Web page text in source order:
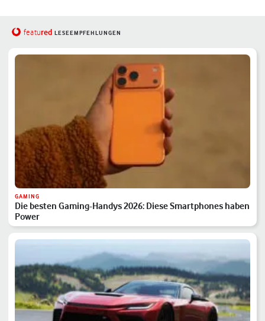
featured LESEEMPFEHLUNGEN
GAMING
Die besten Gaming-Handys 2026: Diese Smartphones haben
Power